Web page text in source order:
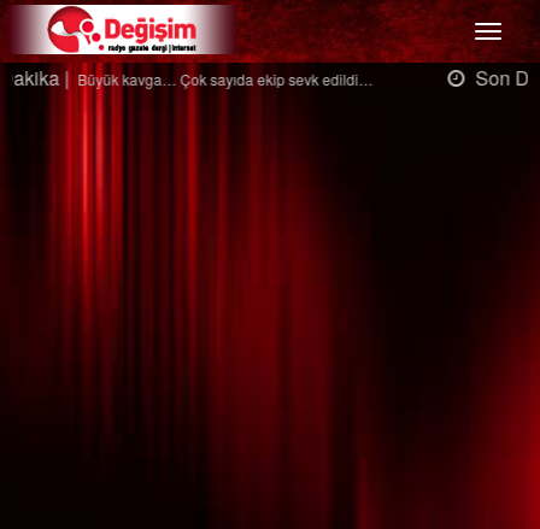
Menü
Son Dakika |Ağaçtan düştü…